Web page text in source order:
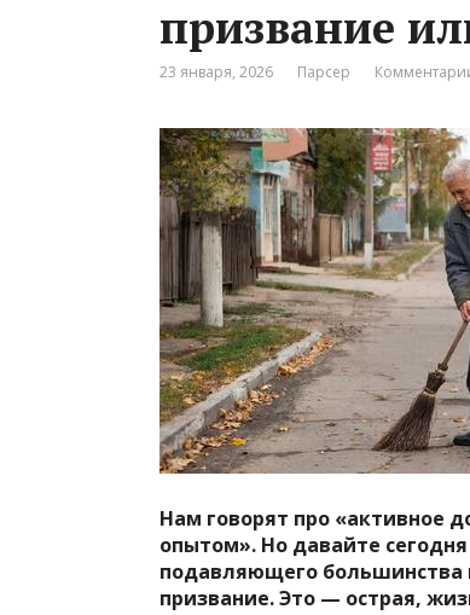
призвание
23 января, 2026 Парсер
Нам говорят про «активное
опытом». Но давайте
подавляющего большинства
призвание. Это — острая,